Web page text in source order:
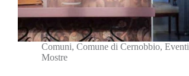
Comuni, Comune di Cernobbio, Eventi
Mostre